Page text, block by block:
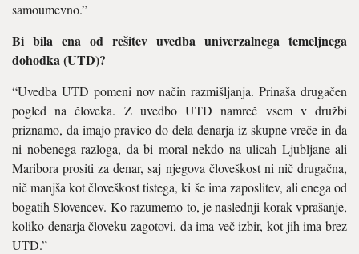
samoumevno.”
Bi bila ena od rešitev uvedba univerzalnega temeljnega
dohodka (UTD)?
“Uvedba UTD pomeni nov način razmišljanja. Prinaša drugačen
pogled na človeka. Z uvedbo UTD namreč vsem v družbi
priznamo, da imajo pravico do dela denarja iz skupne vreče in da
ni nobenega ra­zloga, da bi moral nekdo na ulicah Ljubljane ali
Maribora prositi za denar, saj njegova človeškost ni nič drugačna,
nič manjša kot člove­škost tistega, ki še ima zaposlitev, ali enega od
bogatih Slovencev. Ko razumemo to, je naslednji korak vprašanje,
koliko denarja človeku zagotovi, da ima več izbir, kot jih ima brez
UTD.”